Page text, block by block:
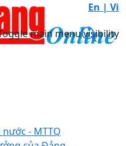
En | Vi
main menu visibility
- MTTQ